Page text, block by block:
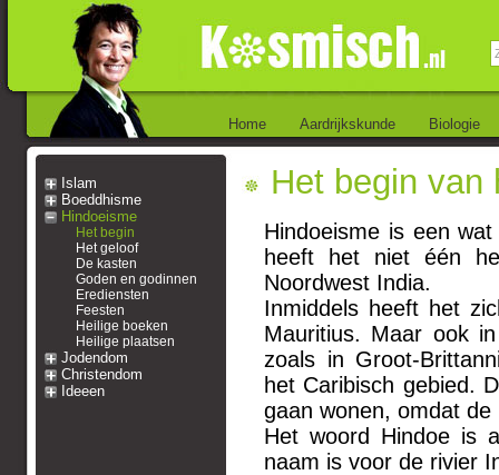
Home Aardrijkskunde Biologie
Islam
Boeddhisme
Hindoeisme
Het begin
Het geloof
De kasten
Goden en godinnen
Erediensten
Feesten
Heilige boeken
Heilige plaatsen
Jodendom
Christendom
Ideeen
Het begin van
Hindoeisme is een
heeft het niet één
Noordwest India.
Inmiddels heeft het
Mauritius. Maar ook
zoals in Groot-
het Caribisch gebied.
gaan wonen, omdat
Het woord Hindoe is
naam is voor de rivier